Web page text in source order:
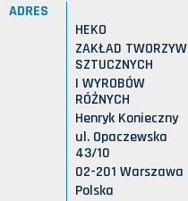
ADRES
HEKO
ZAKŁAD TWORZYW
SZTUCZNYCH
I WYROBÓW
RÓŻNYCH
Henryk Konieczny
ul. Opaczewska
43/10
02-201 Warszawa
Polska